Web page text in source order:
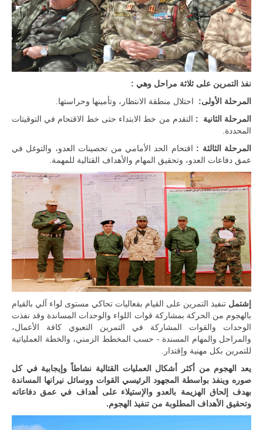
نفذ التمرين على ثلاثة مراحل وهي :
المرحلة الأولى:
احتلال منطقة الانتظار، وتأمينها وحراستها.
المرحلة الثانية : التقدم من خط الابتداء حتى خط الاقتحام في التوقيتات
المحددة.
المرحلة الثالثة : اقتحام الحد الأمامي من تحصينات العدو، والتوغل في
عمق دفاعات العدو، وتحقيق المهام والأهداف القتالية للمهمة.
إشتمل تنفيذ التمرين على القيام بفعاليات تحاكي مستوى لواء آلي بالقيام
بالهجوم من الحركة بمشاركة قوات اللواء والوحدات المساندة وقد نفذت
الوحدات والقوات المشاركة في التمرين التعبوي كافة الأعمال،
والمراحل والمهام المسندة - حسب المخطط الزمني، والخطة العملياتية
للتمرين بكل مهنية وإقتدار.
يعد الهجوم من أكثر أشكال العمليات القتالية نشاطاً وإيجابية في كل
صوره وينفذ بواسطة المجهود الرئيسي القوات ووسائل نيرانها المساندة
بهدف إلحاق الهزيمة بالعدو والإستيلاء على أهداف في عمق دفاعاته
وتحقيق الأهداف المطلوبة من تنفيذ الهجوم.